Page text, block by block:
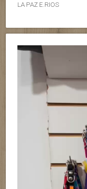
LA PAZ E.RIOS
Reproductor